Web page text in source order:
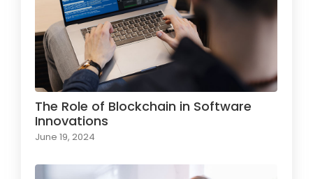
The Role of Blockchain in Software
Innovations
June 19, 2024